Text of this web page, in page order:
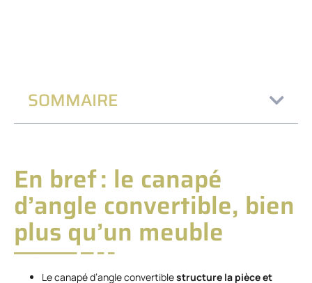
SOMMAIRE
En bref : le canapé
d’angle convertible, bien
plus qu’un meuble
Le canapé d’angle convertiblestructure la pièce et